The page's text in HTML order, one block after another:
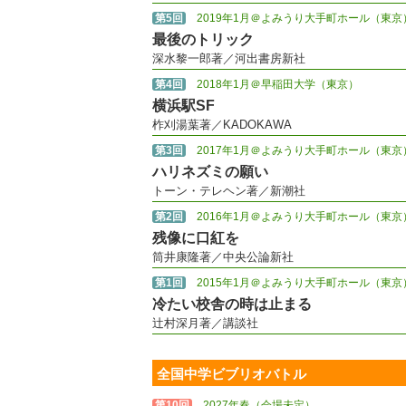
第5回 2019年1月＠よみうり大手町ホール（東京
最後のトリック
深水黎一郎著／河出書房新社
第4回 2018年1月＠早稲田大学（東京）
横浜駅SF
柞刈湯葉著／KADOKAWA
第3回 2017年1月＠よみうり大手町ホール（東京
ハリネズミの願い
トーン・テレヘン著／新潮社
第2回 2016年1月＠よみうり大手町ホール（東京
残像に口紅を
筒井康隆著／中央公論新社
第1回 2015年1月＠よみうり大手町ホール（東京
冷たい校舎の時は止まる
辻村深月著／講談社
全国中学ビブリオバトル